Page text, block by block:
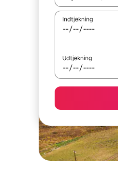
Indtjekning
Udtjekning